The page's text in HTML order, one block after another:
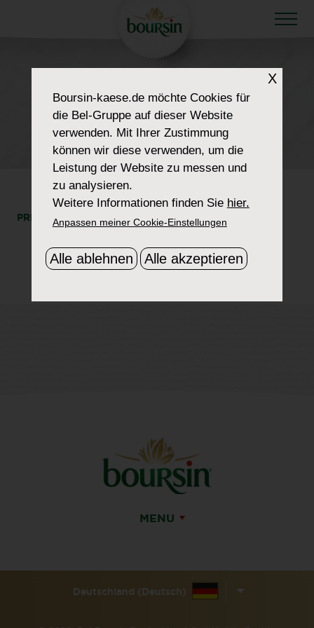
RECIPE-SMOKED-
SALMON-CANAPES
PRINT SHARE
MENU
Deutschland (Deutsch)
X
Boursin-kaese.demöchte Cookies für
die Bel-Gruppe auf dieser Website
verwenden. Mit Ihrer Zustimmung
können wir diese verwenden, um die
Leistung der Website zu messen und
zu analysieren.
Weitere Informationen finden Sie hier.
Anpassen meiner Cookie-Einstellungen
Alle ablehnen Alle akzeptieren